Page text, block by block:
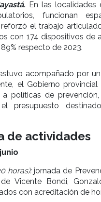
En las localidades
funcionan
reforzó el trabajo
con 174 dispositivos de
respecto de 2023.
acompañado por
el Gobierno
a políticas de
presupuesto
de actividades
horas):jornada de
Vicente Bondi,
con acreditación de